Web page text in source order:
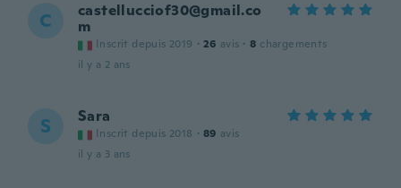
C
castellucciof30@gmail.co
m
Inscrit depuis 2019 · 26 avis · 8 chargements
il y a 2 ans
S Sara
Inscrit depuis 2018 · 89 avis
il y a 3 ans